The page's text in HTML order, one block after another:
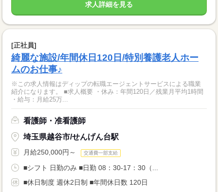
求人詳細を見る
[正社員]
綺麗な施設/年間休日120日/特別養護老人ホー
ムのお仕事♪
※この求人情報はディップの転職エージェントサービスによる職業
紹介になります。 ■求人概要 ・休み：年間120日／残業月平均1時間
・給与：月給25万...
看護師・准看護師
埼玉県越谷市/せんげん台駅
月給250,000円～ 交通費一部支給
■シフト 日勤のみ ■日勤 08：30-17：30（...
■休日制度 週休2日制 ■年間休日数 120日